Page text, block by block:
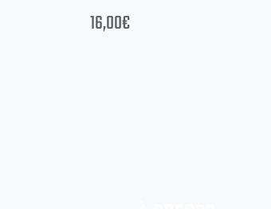
16,00€